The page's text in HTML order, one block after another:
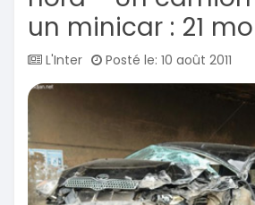
un minicar : 21
L'Inter Posté le: 10 août 2011